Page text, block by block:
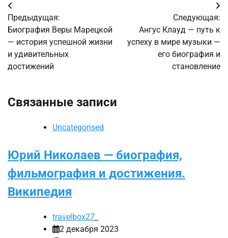
Навигация
по
записям
Предыдущая:
Биография Веры Марецкой
— история успешной жизни
и удивительных
достижений
Следующая:
Ангус Клауд — путь к
успеху в мире музыки —
его биография и
становление
Связанные записи
Uncategorised
Юрий Николаев — биография,
фильмография и достижения.
Википедия
travelbox27_
2 декабря 2023